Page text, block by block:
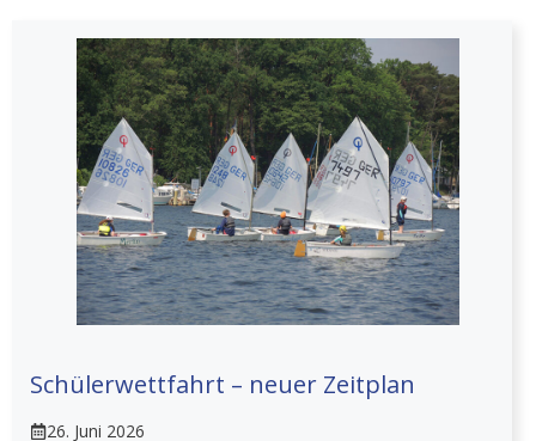
Schülerwettfahrt – neuer Zeitplan
26. Juni 2026